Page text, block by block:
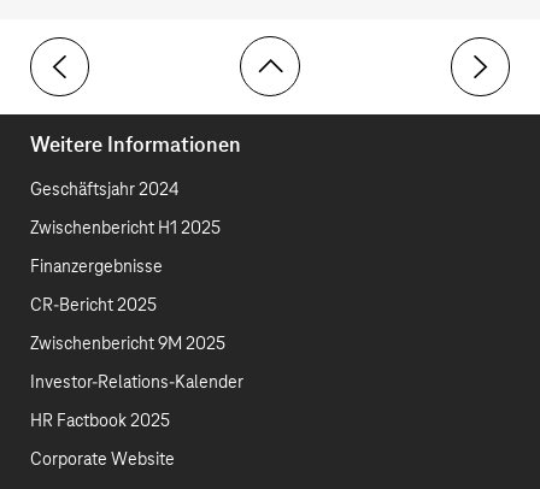
Toolbar
ESRS-Index Gewinn-
Weitere Informationen
Geschäftsjahr 2024
Zwischenbericht H1 2025
Finanzergebnisse
CR-Bericht 2025
Zwischenbericht 9M 2025
Investor-Relations-Kalender
HR Factbook 2025
Corporate Website